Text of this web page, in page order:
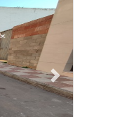
Next slide